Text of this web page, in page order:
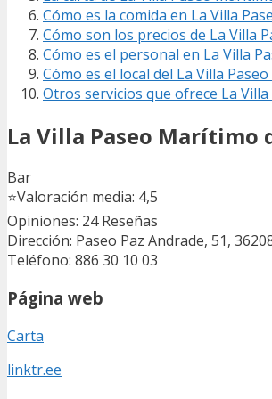
Cómo es la comida en La Villa
Cómo son los precios de La Villa
Cómo es el personal en La Villa
Cómo es el local del La Villa
Otros servicios que ofrece La
La Villa Paseo Marítimo
Bar
⭐Valoración media: 4,5
Opiniones: 24Reseñas
Dirección: Paseo Paz Andrade, 51,
Teléfono: 886 30 10 03
Página web
Carta
linktr.ee